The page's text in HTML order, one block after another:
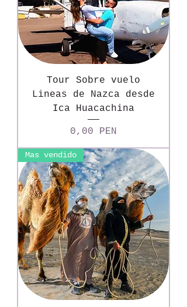
Tour Sobre vuelo
Lineas de Nazca desde
Ica Huacachina
Precio
0,00 PEN
Mas vendido